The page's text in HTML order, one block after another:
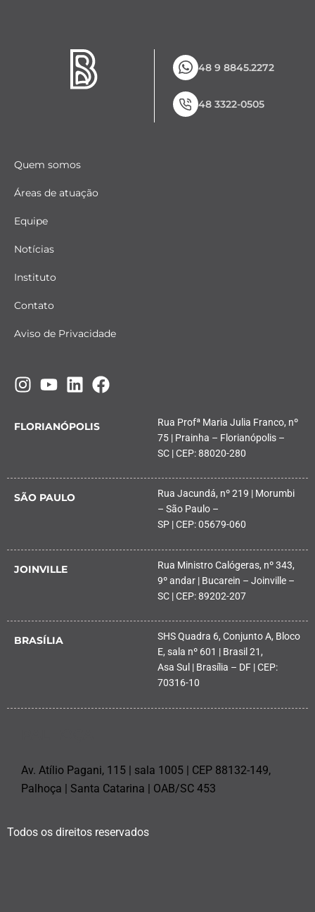
48 9 8845.2272
48 3322-0505
Quem somos
Áreas de atuação
Equipe
Notícias
Instituto
Contato
Aviso de Privacidade
FLORIANÓPOLIS
Rua Profª Maria Julia Franco, nº
75 | Prainha – Florianópolis –
SC | CEP: 88020-280
SÃO PAULO
Rua Jacundá, nº 219 | Morumbi
– São Paulo –
SP | CEP: 05679-060
JOINVILLE
Rua Ministro Calógeras, nº 343,
9º andar | Bucarein – Joinville –
SC | CEP: 89202-207
BRASÍLIA
SHS Quadra 6, Conjunto A, Bloco
E, sala nº 601 | Brasil 21,
Asa Sul | Brasília – DF | CEP:
70316-10
Av. Atílio Pagani, 115 | sala 1005 | CEP 88132-149,
Palhoça | Santa Catarina | OAB/SC 453
Todos os direitos reservados